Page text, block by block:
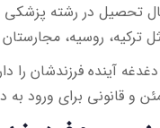
تحصیل در رشته پزشکی
ترکیه، روسیه،
آینده فرزندشان را
و قانونی برای ورود به